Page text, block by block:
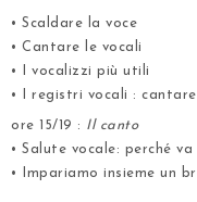
• Scaldare la voce
• Cantare le vocali
• I vocalizzi più utili
• I registri vocali :
ore 15/19 : Il canto
• Salute vocale: perché va
• Impariamo insieme un